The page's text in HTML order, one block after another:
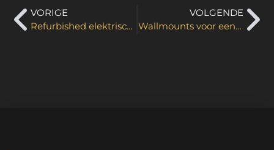
VORIGE
Refurbished elektrische statieven
VOLGENDE
Wallmounts voor een stevige bevestiging